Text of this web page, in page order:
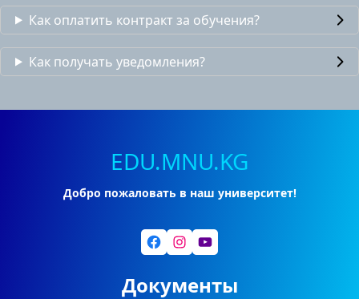
Как оплатить контракт за обучения?
Как получать уведомления?
EDU.MNU.KG
Добро пожаловать в наш университет!
Facebook Instagram YouTube
Документы